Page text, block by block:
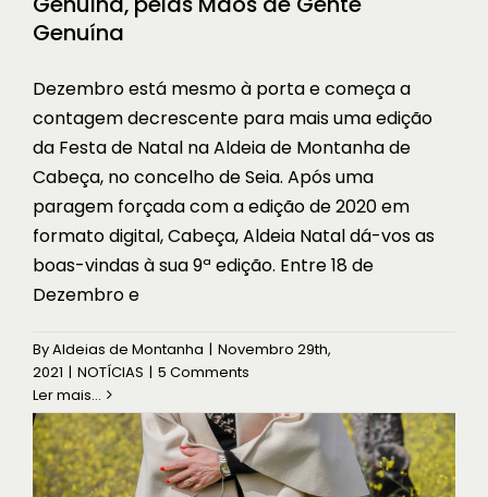
Genuína
Dezembro está mesmo à porta e começa a
contagem decrescente para mais uma edição
da Festa de Natal na Aldeia de Montanha de
Cabeça, no concelho de Seia. Após uma
paragem forçada com a edição de 2020 em
formato digital, Cabeça, Aldeia Natal dá-vos as
boas-vindas à sua 9ª edição. Entre 18 de
Dezembro e
ByAldeias de Montanha | Novembro 29th,
2021 | NOTÍCIAS | 5 Comments
Ler mais...
sobre as Queijeiras da região da
Serra da Estrela e da Gardunha